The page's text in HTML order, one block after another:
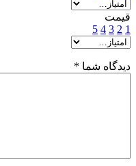
قیمت
1
2
3
4
5
دیدگاه شما *